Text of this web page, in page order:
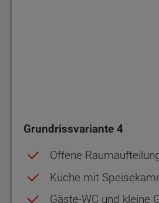
Grundrissvariante 4
Offene
Küche mit
Gäste-WC und kleine